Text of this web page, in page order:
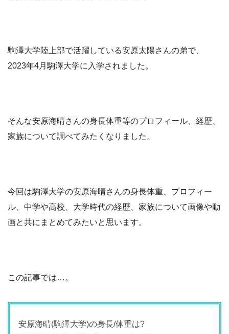
駒澤大学陸上部で活躍している安原太陽さんの弟で、
2023年4月駒澤大学に入学されました。
そんな安原海晴さんの身長体重等のプロフィール、経歴、
家族について調べてみたくなりました。
今回は駒澤大学の安原海晴さんの身長体重、プロフィー
ル、中学や高校、大学時代の経歴、家族について画像や動
画と共にまとめてみたいと思います。
この記事では…。
安原海晴(駒澤大学)の身長/体重は?